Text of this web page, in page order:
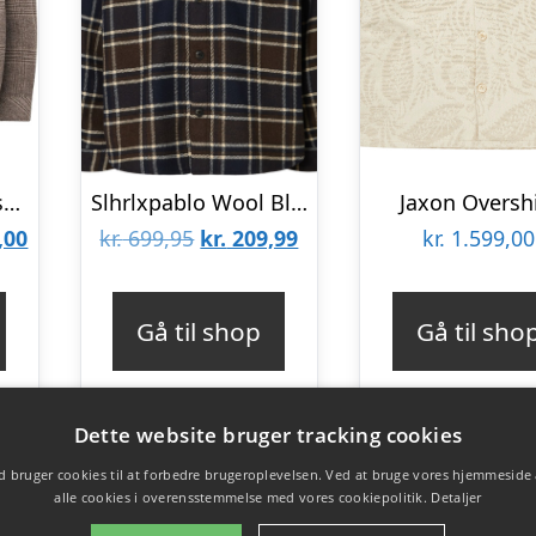
Sacastor X H Overshirt 14089
Den
kr. 600,00.
Slhrlxpablo Wool Blend Overshirt
kr.699,95 Den
kr. 699,95.
kr. 209,99Den
kr. 209,99.
Gå til shop
Jaxon
kr. 1.599,00
Gå til
Dette website bruger tracking cookies
bruger cookies til at forbedre brugeroplevelsen. Ved at bruge vores hjemmeside
alle cookies i overensstemmelse med vores cookiepolitik. Detaljer